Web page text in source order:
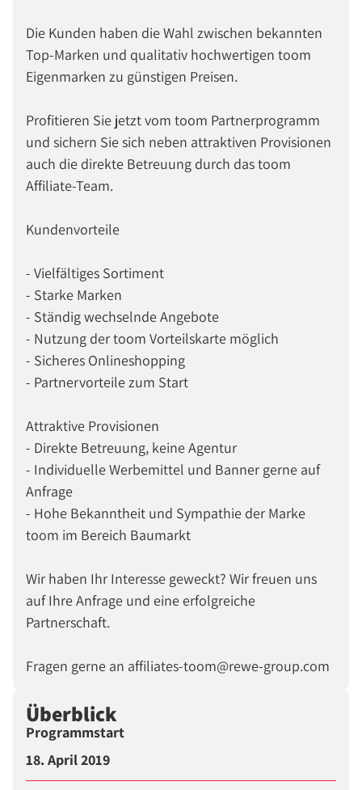
Die Kunden haben die Wahl zwischen bekannten
Top-Marken und qualitativ hochwertigen toom
Eigenmarken zu günstigen Preisen.
Profitieren Sie jetzt vom toom Partnerprogramm
und sichern Sie sich neben attraktiven Provisionen
auch die direkte Betreuung durch das toom
Affiliate-Team.
Kundenvorteile
- Vielfältiges Sortiment
- Starke Marken
- Ständig wechselnde Angebote
- Nutzung der toom Vorteilskarte möglich
- Sicheres Onlineshopping
- Partnervorteile zum Start
Attraktive Provisionen
- Direkte Betreuung, keine Agentur
- Individuelle Werbemittel und Banner gerne auf
Anfrage
- Hohe Bekanntheit und Sympathie der Marke
toom im Bereich Baumarkt
Wir haben Ihr Interesse geweckt? Wir freuen uns
auf Ihre Anfrage und eine erfolgreiche
Partnerschaft.
Fragen gerne an affiliates-toom@rewe-group.com
Überblick
Programmstart
18. April 2019